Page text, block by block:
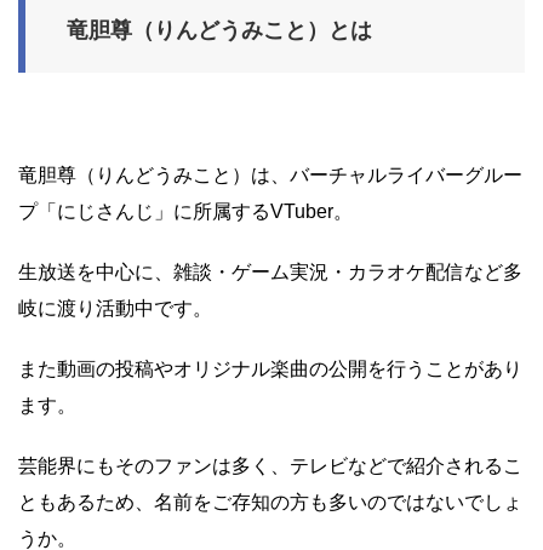
竜胆尊（りんどうみこと）とは
竜胆尊（りんどうみこと）は、バーチャルライバーグルー
プ「にじさんじ」に所属するVTuber。
生放送を中心に、雑談・ゲーム実況・カラオケ配信など多
岐に渡り活動中です。
また動画の投稿やオリジナル楽曲の公開を行うことがあり
ます。
芸能界にもそのファンは多く、テレビなどで紹介されるこ
ともあるため、名前をご存知の方も多いのではないでしょ
うか。